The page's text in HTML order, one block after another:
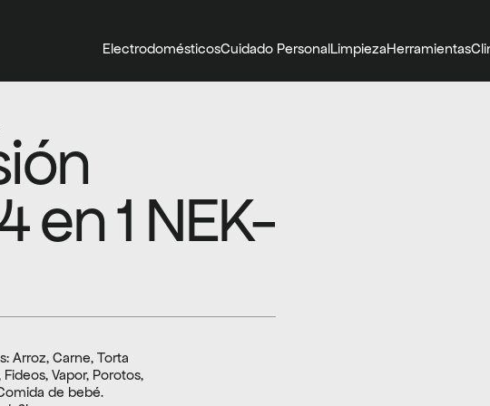
ElectrodomésticosCuidado PersonalLimpiezaHerramientas
en 1 NEK-
Arroz, Carne, Torta
Vapor, Porotos,
de bebé.